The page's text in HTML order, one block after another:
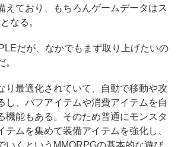
えており、もちろんゲームデータはス
なる。
だが、なかでもまず取り上げたいの
最適化されていて、自動で移動や攻
し、バフアイテムや消費アイテムを自
機能もある。そのため普通にモンスタ
テムを集めて装備アイテムを強化し、